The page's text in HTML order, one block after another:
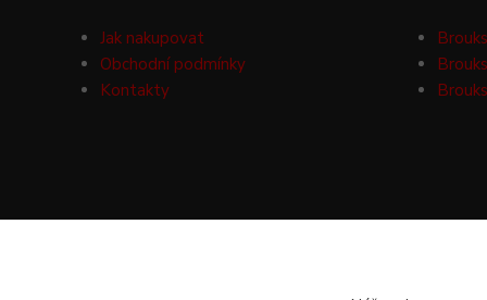
Jak nakupovat
Obchodní podmínky
Kontakty